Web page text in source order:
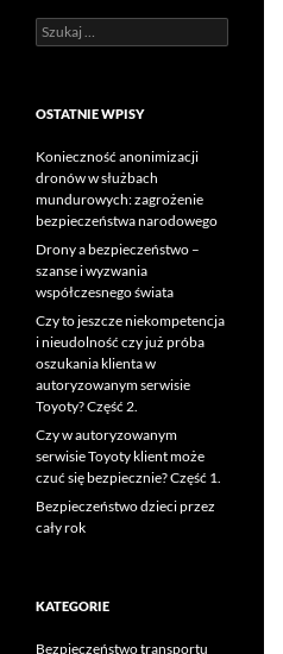
Szukaj:
OSTATNIE WPISY
Konieczność anonimizacji
dronów w służbach
mundurowych: zagrożenie
bezpieczeństwa narodowego
Drony a bezpieczeństwo –
szanse i wyzwania
współczesnego świata
Czy to jeszcze niekompetencja
i nieudolność czy już próba
oszukania klienta w
autoryzowanym serwisie
Toyoty? Część 2.
Czy w autoryzowanym
serwisie Toyoty klient może
czuć się bezpiecznie? Część 1.
Bezpieczeństwo dzieci przez
cały rok
KATEGORIE
Bezpieczeństwo transportu